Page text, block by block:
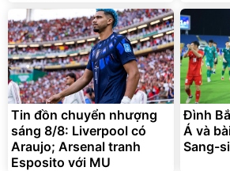
Tin đồn chuyển nhượng
sáng 8/8: Liverpool có
Araujo; Arsenal tranh
Esposito với MU
Đình
Á và
Sang-